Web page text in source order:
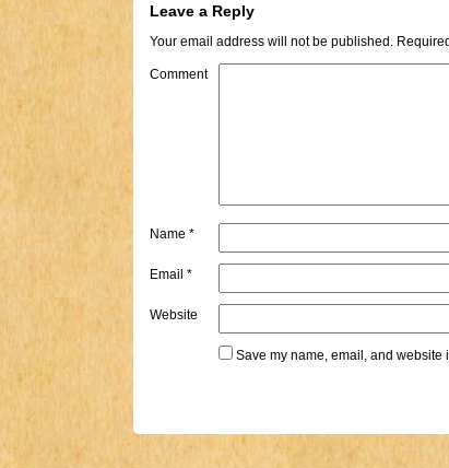
Leave a Reply
Your email address will not be published.
Comment
Name *
Email *
Website
Save my name, email, and website